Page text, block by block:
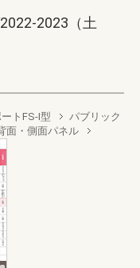
2023（土
トFS-I型
パブリック
面・側面パネル